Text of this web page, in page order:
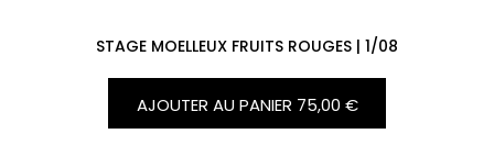
STAGE MOELLEUX FRUITS ROUGES | 1/08
AJOUTER AU PANIER 75,00 €